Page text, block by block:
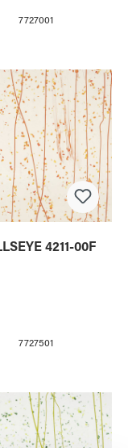
7727001
4211-00F
7727501